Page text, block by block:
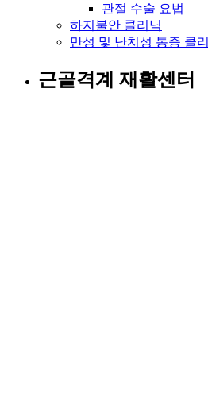
관절 수술 요법
하지불안 클리닉
만성 및 난치성 통증 클
근골격계 재활센터